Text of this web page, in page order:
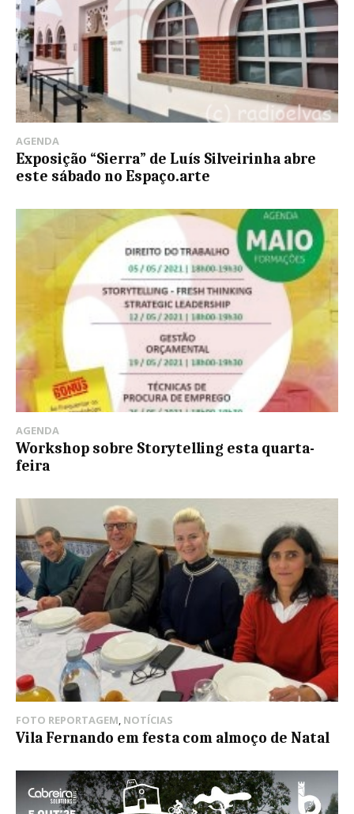
AGENDA
Exposição “Sierra” de Luís Silveirinha abre
este sábado no Espaço.arte
AGENDA
Workshop sobre Storytelling esta quarta-
feira
FOTO REPORTAGEM, NOTÍCIAS
Vila Fernando em festa com almoço de Natal